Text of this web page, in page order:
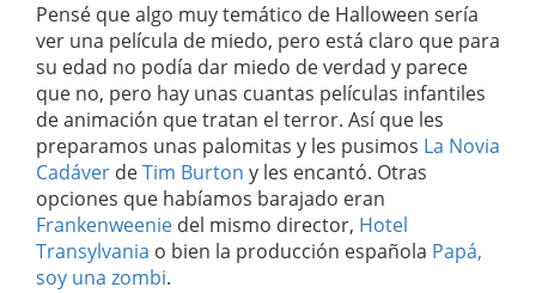
Pensé que algo muy temático de Halloween sería
ver una película de miedo, pero está claro que para
su edad no podía dar miedo de verdad y parece
que no, pero hay unas cuantas películas infantiles
de animación que tratan el terror. Así que les
preparamos unas palomitas y les pusimos La Novia
Cadáver deTim Burton y les encantó. Otras
opciones que habíamos barajado eran
Frankenweenie del mismo director, Hotel
Transylvania o bien la producción española Papá,
soy una zombi.